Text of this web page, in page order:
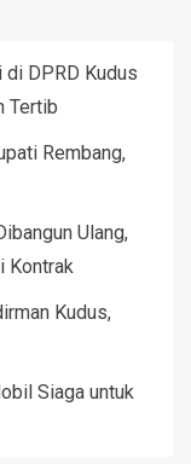
DPRD Kudus
Tertib
Rembang,
Ulang,
Kontrak
Kudus,
Siaga untuk